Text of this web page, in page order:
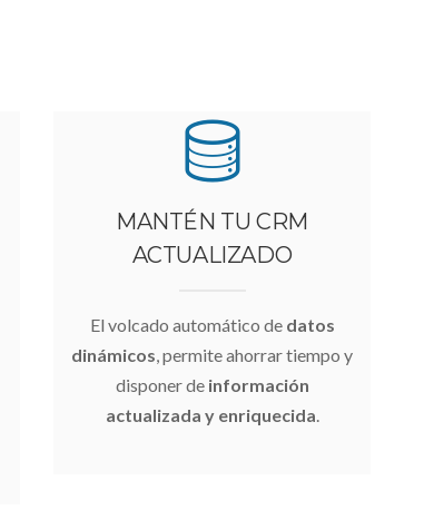
MANTÉN TU CRM
ACTUALIZADO
El volcado automático de datos
dinámicos, permite ahorrar tiempo y
disponer de información
actualizada y enriquecida.